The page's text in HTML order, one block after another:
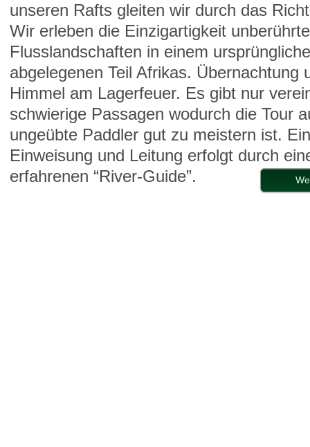
unseren Rafts gleiten wir durch das
Wir erleben die Einzigartigkeit
Flusslandschaften in einem
abgelegenen Teil Afrikas. Übernachtung
Himmel am Lagerfeuer. Es gibt nur
schwierige Passagen wodurch die Tour
ungeübte Paddler gut zu meistern ist.
Einweisung und Leitung erfolgt durch
erfahrenen “River-Guide”.